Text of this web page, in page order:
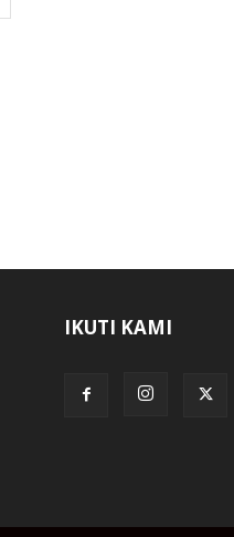
IKUTI KAMI